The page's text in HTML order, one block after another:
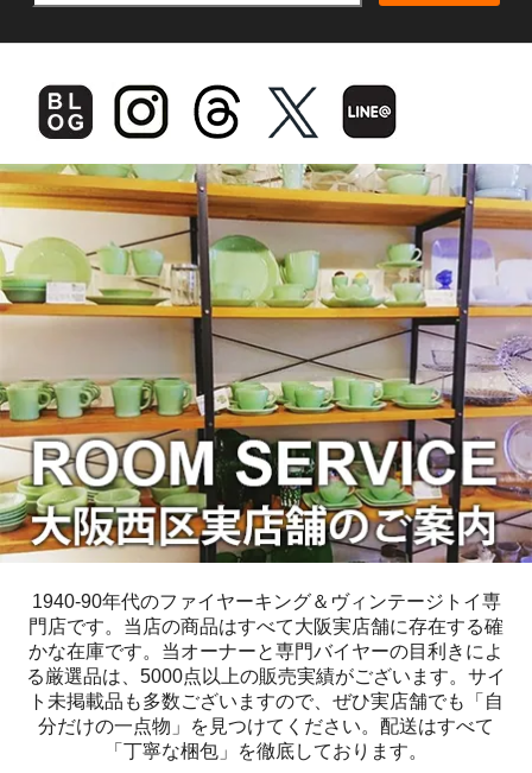
1940-90年代のファイヤーキング＆ヴィンテージトイ専
門店です。当店の商品はすべて大阪実店舗に存在する確
かな在庫です。当オーナーと専門バイヤーの目利きによ
る厳選品は、5000点以上の販売実績がございます。サイ
ト未掲載品も多数ございますので、ぜひ実店舗でも「自
分だけの一点物」を見つけてください。配送はすべて
「丁寧な梱包」を徹底しております。